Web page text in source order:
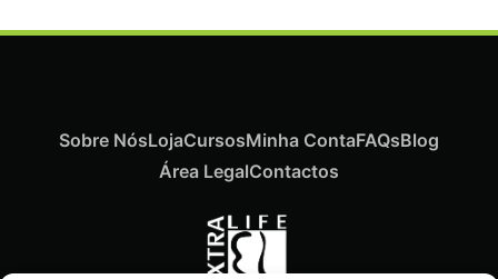
Sobre NósLojaCursosMinha ContaFAQsBlog
Área LegalContactos